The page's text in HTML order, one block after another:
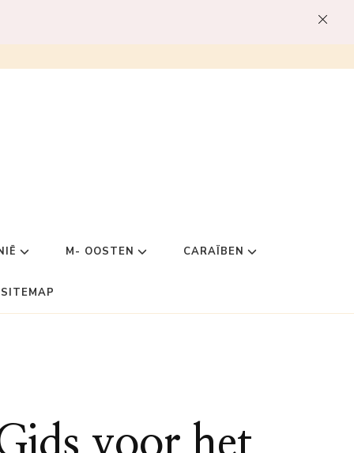
M- OOSTEN CARAÏBEN
SITEMAP
voor het